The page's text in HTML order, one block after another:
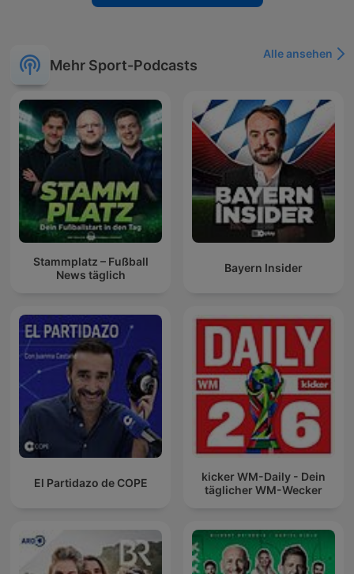
Mehr Sport-Podcasts
Alle ansehen
Stammplatz – Fußball
News täglich
Bayern Insider
El Partidazo de COPE
kicker WM-Daily - Dein
täglicher WM-Wecker